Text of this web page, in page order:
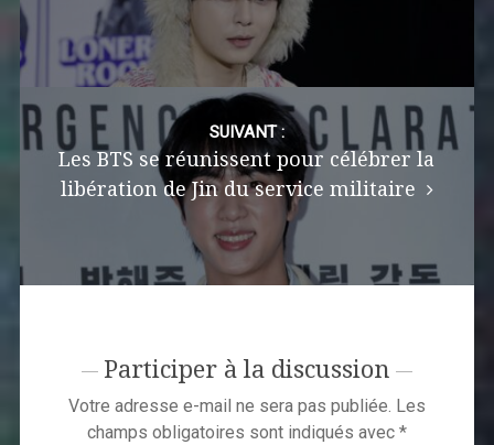
SUIVANT :
Les BTS se réunissent pour célébrer la
libération de Jin du service militaire
Participer à la discussion
Votre adresse e-mail ne sera pas publiée. Les
champs obligatoires sont indiqués avec *